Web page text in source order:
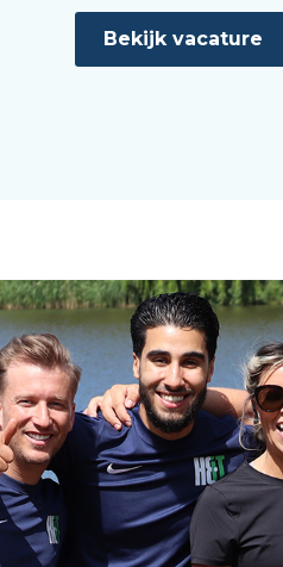
Bekijk vacature